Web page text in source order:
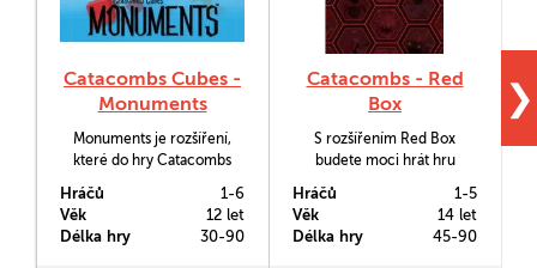
Catacombs Cubes -
Monuments
Monuments je rozšíření,
které do hry Catacombs
zakomponování 5. a 6.
hráče. Také přichází s
novým typem budovy,
Hráčů
1-6
Věk
12 let
Délka hry
30-90
Catacombs - Red
Box
S rozšířením Red Box
budete moci hrát hru
kooperativně nebo i sólo.
Hráčů
1-5
Věk
14 let
Délka hry
45-90
❯